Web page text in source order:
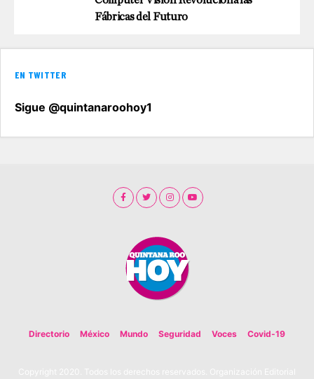
Fábricas del Futuro
EN TWITTER
Sigue @quintanaroohoy1
Directorio México Mundo Seguridad Voces Covid-19